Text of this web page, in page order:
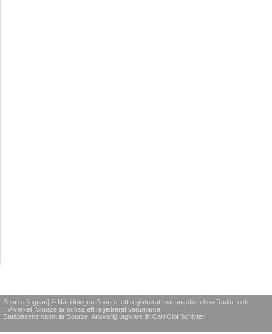
Sourze [loggan] © Nättidningen Sourze, ett registrerat massmedium hos Radio- och
TV-verket. Sourze är också ett registrerat varumärke.
Databasens namn är Sourze. Ansvarig utgivare är Carl Olof Schlyter.